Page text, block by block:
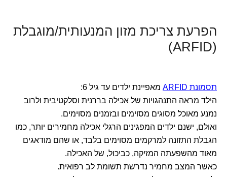
הפרעת צריכת מזון המנעותית/מוגבלת
(ARFID)
תסמונת ARFID
מאפיינת ילדים עד גיל 6:
הילד מראה התנהגויות של אכילה בררנית וסלקטיבית ולרוב
נמנע מאוכל מסוגים מסוימים ובזמנים מסוימים.
ואולם, ישנם ילדים המפגינים הרגלי אכילה מחמירים יותר, כמו
הגבלת התזונה למרקמים מסוימים בלבד, או שהם מודאגים
מאוד מהשפעתה המזיקה, כביכול, של האכילה.
כאשר המצב מחמיר נדרשת תשומת לב רפואית.